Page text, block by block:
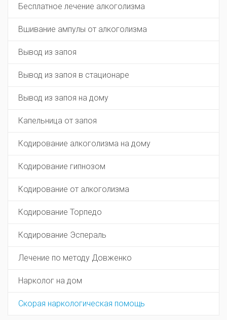
Бесплатное лечение алкоголизма
Вшивание ампулы от алкоголизма
Вывод из запоя
Вывод из запоя в стационаре
Вывод из запоя на дому
Капельница от запоя
Кодирование алкоголизма на дому
Кодирование гипнозом
Кодирование от алкоголизма
Кодирование Торпедо
Кодирование Эспераль
Лечение по методу Довженко
Нарколог на дом
Скорая наркологическая помощь